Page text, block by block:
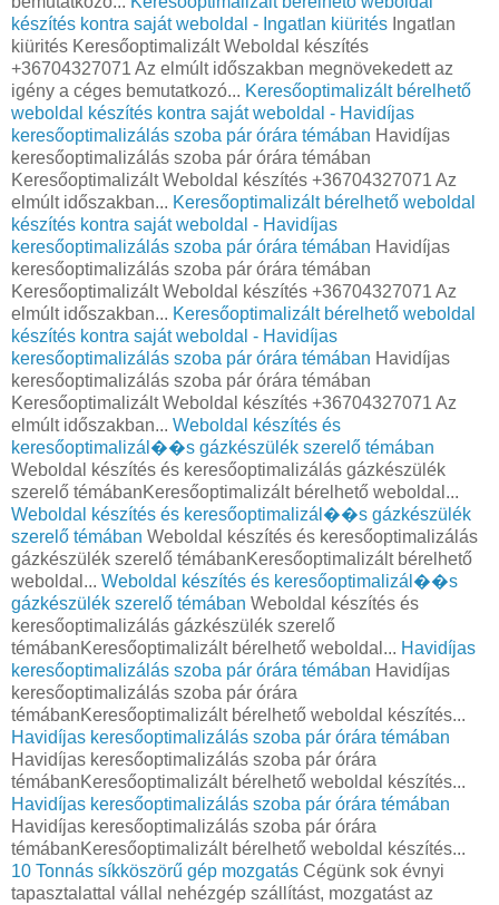
készítés kontra saját weboldal - Ingatlan kiürités Ingatlan
kiürités Keresőoptimalizált Weboldal készítés
+36704327071 Az elmúlt időszakban megnövekedett az
igény a céges bemutatkozó... Keresőoptimalizált bérelhető
weboldal készítés kontra saját weboldal - Havidíjas
keresőoptimalizálás szoba pár órára témában Havidíjas
keresőoptimalizálás szoba pár órára témában
Keresőoptimalizált Weboldal készítés +36704327071 Az
elmúlt időszakban... Keresőoptimalizált bérelhető weboldal
készítés kontra saját weboldal - Havidíjas
keresőoptimalizálás szoba pár órára témában Havidíjas
keresőoptimalizálás szoba pár órára témában
Keresőoptimalizált Weboldal készítés +36704327071 Az
elmúlt időszakban... Keresőoptimalizált bérelhető weboldal
készítés kontra saját weboldal - Havidíjas
keresőoptimalizálás szoba pár órára témában Havidíjas
keresőoptimalizálás szoba pár órára témában
Keresőoptimalizált Weboldal készítés +36704327071 Az
elmúlt időszakban... Weboldal készítés és
keresőoptimalizál��s gázkészülék szerelő témában
Weboldal készítés és keresőoptimalizálás gázkészülék
szerelő témábanKeresőoptimalizált bérelhető weboldal...
Weboldal készítés és keresőoptimalizál��s gázkészülék
szerelő témában Weboldal készítés és keresőoptimalizálás
gázkészülék szerelő témábanKeresőoptimalizált bérelhető
weboldal... Weboldal készítés és keresőoptimalizál��s
gázkészülék szerelő témában Weboldal készítés és
keresőoptimalizálás gázkészülék szerelő
témábanKeresőoptimalizált bérelhető weboldal... Havidíjas
keresőoptimalizálás szoba pár órára témában Havidíjas
keresőoptimalizálás szoba pár órára
témábanKeresőoptimalizált bérelhető weboldal készítés...
Havidíjas keresőoptimalizálás szoba pár órára témában
Havidíjas keresőoptimalizálás szoba pár órára
témábanKeresőoptimalizált bérelhető weboldal készítés...
Havidíjas keresőoptimalizálás szoba pár órára témában
Havidíjas keresőoptimalizálás szoba pár órára
témábanKeresőoptimalizált bérelhető weboldal készítés...
10 Tonnás síkköszörű gép mozgatás Cégünk sok évnyi
tapasztalattal vállal nehézgép szállítást, mozgatást az